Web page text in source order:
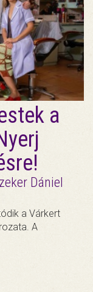
a
Dániel
a Várkert
A